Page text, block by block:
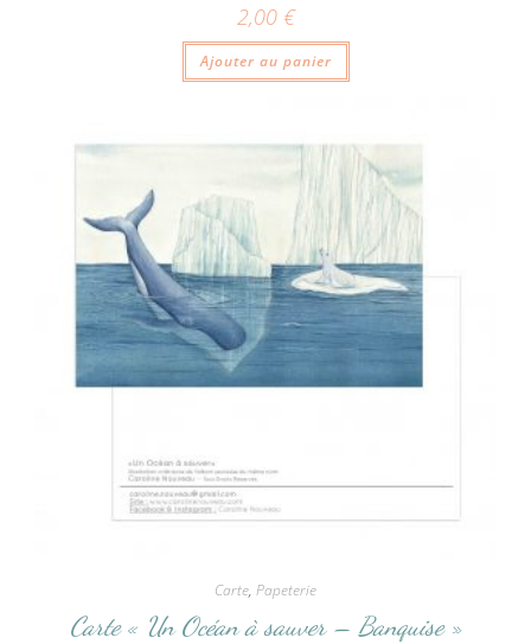
2,00 €
Ajouter au panier
Carte, Papeterie
Carte « Un Océan à sauver – Banquise »